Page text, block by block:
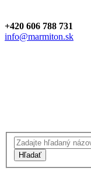
+420 606 788 731
info@marmiton.sk
Hľadať